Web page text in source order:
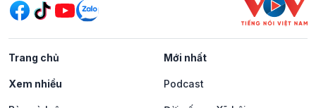
Trang chủ Mới nhất
Xem nhiều Podcast